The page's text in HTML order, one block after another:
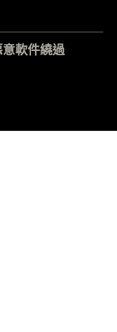
軟件繞過